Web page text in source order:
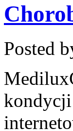
Posted
kondycji